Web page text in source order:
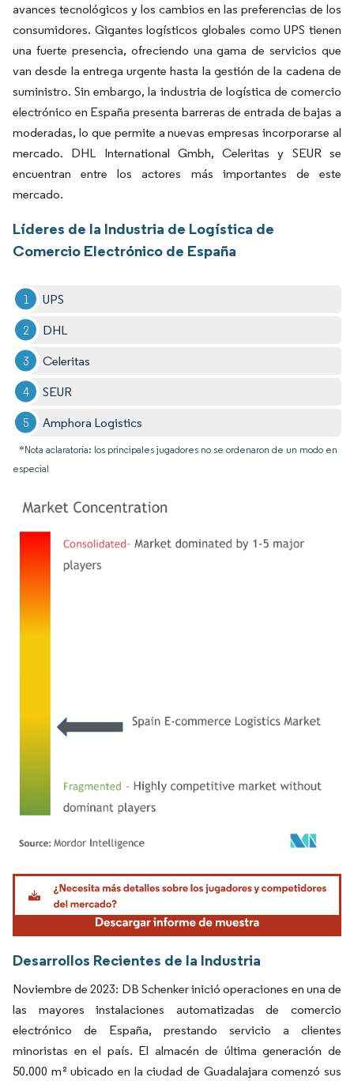
avances tecnológicos y los cambios en las preferencias de los
consumidores. Gigantes logísticos globales como UPS tienen
una fuerte presencia, ofreciendo una gama de servicios que
van desde la entrega urgente hasta la gestión de la cadena de
suministro. Sin embargo, la industria de logística de comercio
electrónico en España presenta barreras de entrada de bajas a
moderadas, lo que permite a nuevas empresas incorporarse al
mercado. DHL International Gmbh, Celeritas y SEUR se
encuentran entre los actores más importantes de este
mercado.
Líderes de la Industria de Logística de
Comercio Electrónico de España
UPS
DHL
Celeritas
SEUR
Amphora Logistics
*Nota aclaratoria: los principales jugadores no se ordenaron de un modo en
especial
Imagen © Mordor Intelligence. El uso requiere atribución según CC BY 4.0.
Desarrollos Recientes de la Industria
Noviembre de 2023: DB Schenker inició operaciones en una de
las mayores instalaciones automatizadas de comercio
electrónico de España, prestando servicio a clientes
minoristas en el país. El almacén de última generación de
50.000 m² ubicado en la ciudad de Guadalajara comenzó sus